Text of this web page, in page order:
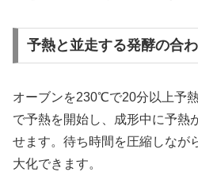
予熱と並走する発酵の合
オーブンを230℃で20分以上予
で予熱を開始し、成形中に予熱
せます。待ち時間を圧縮しなが
大化できます。